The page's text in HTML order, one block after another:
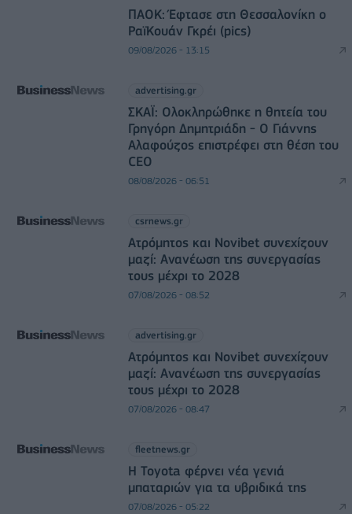
ΠΑΟΚ: Έφτασε στη Θεσσαλονίκη ο
ΡαϊΚουάν Γκρέι (pics)
09/08/2026 - 13:15
advertising.gr
ΣΚΑΪ: Ολοκληρώθηκε η θητεία του
Γρηγόρη Δημητριάδη - Ο Γιάννης
Αλαφούζος επιστρέφει στη θέση του
CEO
08/08/2026 - 06:51
csrnews.gr
Ατρόμητος και Novibet συνεχίζουν
μαζί: Ανανέωση της συνεργασίας
τους μέχρι το 2028
07/08/2026 - 08:52
advertising.gr
Ατρόμητος και Novibet συνεχίζουν
μαζί: Ανανέωση της συνεργασίας
τους μέχρι το 2028
07/08/2026 - 08:47
fleetnews.gr
Η Toyota φέρνει νέα γενιά
μπαταριών για τα υβριδικά της
07/08/2026 - 05:22